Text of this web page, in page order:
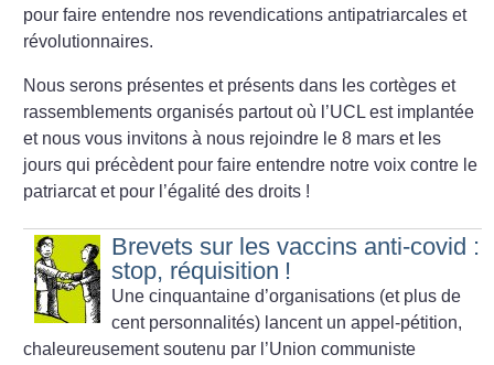
pour faire entendre nos revendications antipatriarcales et
révolutionnaires.
Nous serons présentes et présents dans les cortèges et
rassemblements organisés partout où l’UCL est implantée
et nous vous invitons à nous rejoindre le 8 mars et les
jours qui précèdent pour faire entendre notre voix contre le
patriarcat et pour l’égalité des droits !
Brevets sur les vaccins anti-covid :
stop, réquisition !
Une cinquantaine d’organisations (et plus de
cent personnalités) lancent un appel-pétition,
chaleureusement soutenu par l’Union communiste